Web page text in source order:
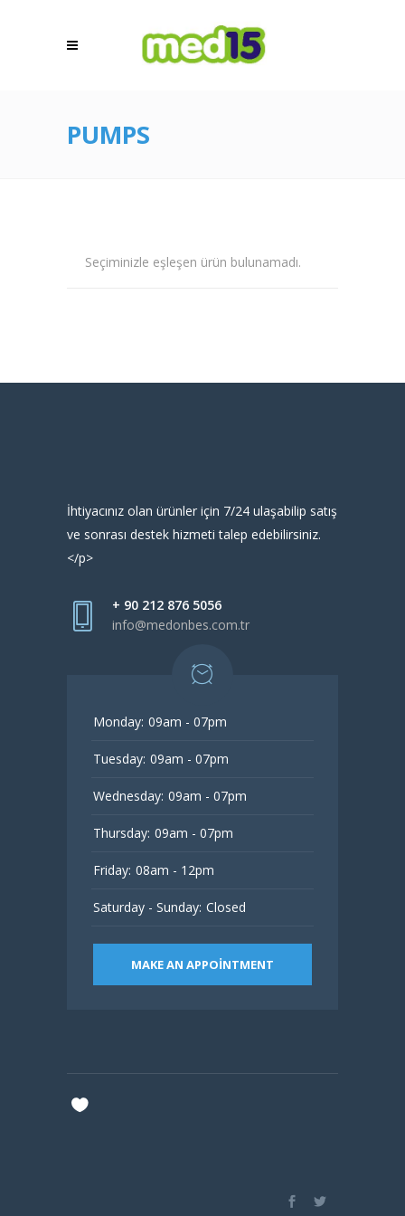
PUMPS
Seçiminizle eşleşen ürün bulunamadı.
İhtiyacınız olan ürünler için 7/24 ulaşabilip satış
ve sonrası destek hizmeti talep edebilirsiniz.
</p>
+ 90 212 876 5056
info@medonbes.com.tr
Monday: 09am - 07pm
Tuesday: 09am - 07pm
Wednesday: 09am - 07pm
Thursday: 09am - 07pm
Friday: 08am - 12pm
Saturday - Sunday: Closed
MAKE AN APPOINTMENT